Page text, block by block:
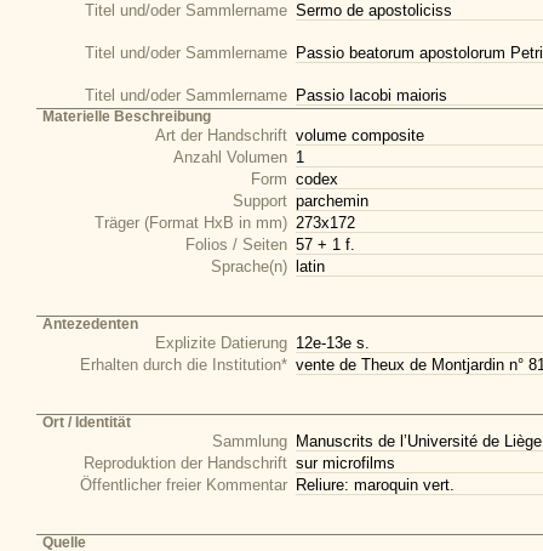
Titel und/oder Sammlername Sermo de apostoliciss
Titel und/oder Sammlername Passio beatorum apostolorum
Titel und/oder Sammlername Passio Iacobi maioris
Materielle Beschreibung
Art der Handschrift volume composite
Anzahl Volumen 1
Form codex
Support parchemin
Träger (Format HxB in mm) 273x172
Folios / Seiten 57 + 1 f.
Sprache(n)
latin
Antezedenten
Explizite Datierung 12e-13e s.
Erhalten durch die Institution* vente de Theux de Montjardin n°
Ort / Identität
Sammlung Manuscrits de l’Université de Liège
Reproduktion der Handschrift sur microfilms
Öffentlicher freier Kommentar Reliure: maroquin vert.
Quelle